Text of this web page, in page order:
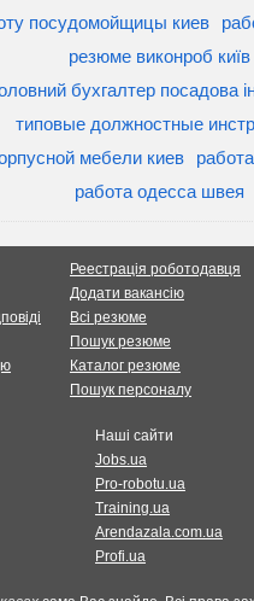
посудомойщицы киев
резюме виконроб київ
бухгалтер посадова
типовые должностные
мебели киев
работа одесса швея
Реестрація роботодавця
Додати вакансію
Всі резюме
Пошук резюме
Каталог резюме
Пошук персоналу
Наші сайти
Jobs.ua
Pro-robotu.ua
Training.ua
Arendazala.com.ua
Profi.ua